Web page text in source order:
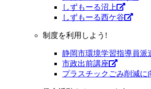
しずもーる沼上
しずもーる⻄ケ谷
制度を利用しよう!
静岡市環境学習指導員派
市政出前講座
プラスチックごみ削減に